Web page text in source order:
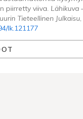
piirretty viiva. Lähikuva
Tieteellinen Julkaisu,
lk.121177